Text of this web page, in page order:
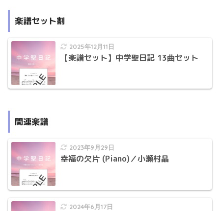
楽譜セット割
2025年12月11日
【楽譜セット】中学聖日記 13曲セット
関連楽譜
2023年9月29日
幸福の欠片 (Piano)／小瀬村晶
2024年6月17日